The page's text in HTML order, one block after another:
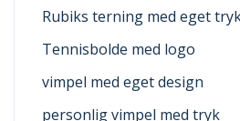
Rubiks terning med eget
Tennisbolde med logo
vimpel med eget design
personlig vimpel med tryk